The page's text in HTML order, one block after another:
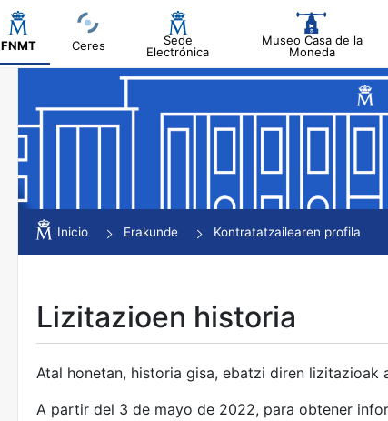
FNMT Ceres
Sede
Electrónica
Museo Casa de la
Moneda
Erakutsi/Ezkutatu
Erakutsi/Ezkutatu
Erakutsi/Ezkutatu
Inicio Erakunde Kontratatzailearen profila
Lizitazioen historia
Atal honetan, historia gisa, ebatzi diren
A partir del 3 de mayo de 2022, para obtener